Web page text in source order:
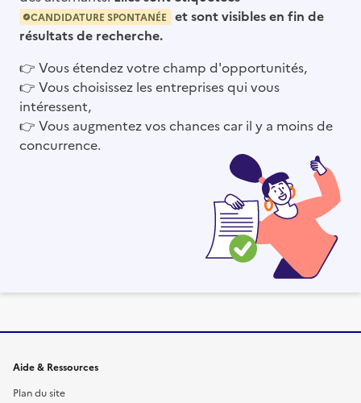
CANDIDATURE SPONTANÉE
et sont visibles en fin de
résultats de recherche.
👉 Vous étendez votre champ d'opportunités,
👉 Vous choisissez les entreprises qui vous
intéressent,
👉 Vous augmentez vos chances car il y a moins de
concurrence.
Informations et liens du site
Aide & Ressources
Plan du site